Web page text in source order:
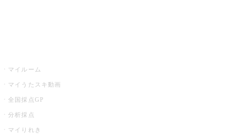
マイルーム
マイうたスキ動画
全国採点GP
分析採点
マイりれき